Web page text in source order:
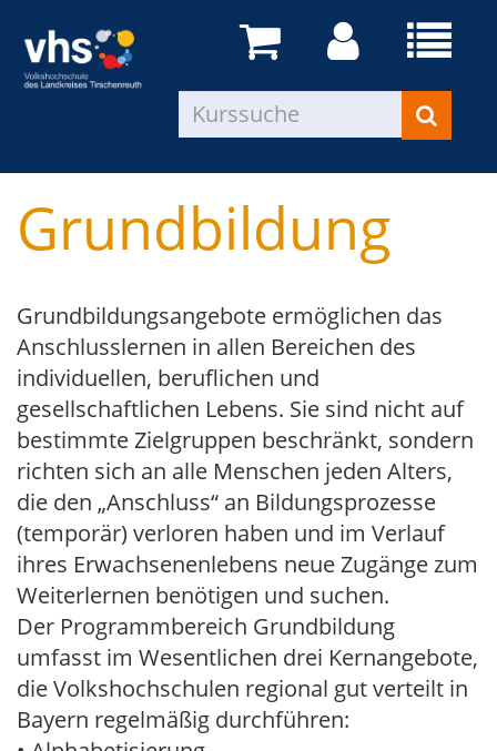
Grundbildung
Grundbildungsangebote ermöglichen das
Anschlusslernen in allen Bereichen des
individuellen, beruflichen und
gesellschaftlichen Lebens. Sie sind nicht auf
bestimmte Zielgruppen beschränkt, sondern
richten sich an alle Menschen jeden Alters,
die den „Anschluss“ an Bildungsprozesse
(temporär) verloren haben und im Verlauf
ihres Erwachsenenlebens neue Zugänge zum
Weiterlernen benötigen und suchen.
Der Programmbereich Grundbildung
umfasst im Wesentlichen drei Kernangebote,
die Volkshochschulen regional gut verteilt in
Bayern regelmäßig durchführen: